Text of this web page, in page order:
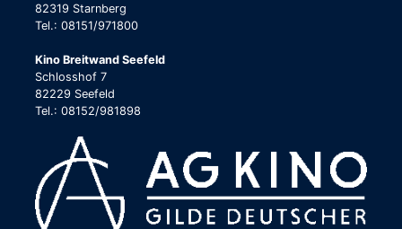
82319 Starnberg
Tel.: 08151/971800
Kino Breitwand Seefeld
Schlosshof 7
82229 Seefeld
Tel.: 08152/981898